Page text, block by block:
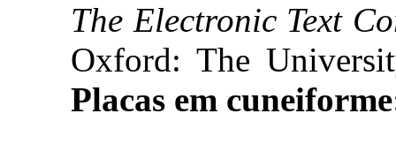
The Electronic Text
Oxford: The
Placas em